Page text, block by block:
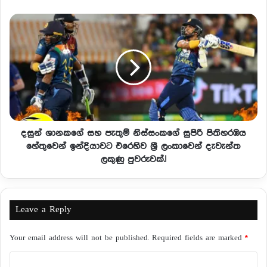
දසුන් ශානකගේ සහ පැතුම් නිස්සංකගේ සුපිරි පිතිහරඹය
හේතුවෙන් ඉන්දියාවට එරෙහිව ශ්‍රී ලංකාවෙන් දැවැන්ත
ලකුණු පුවරුවක්.!
Leave a Reply
Your email address will not be published. Required fields are marked *